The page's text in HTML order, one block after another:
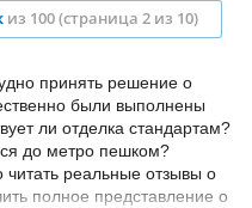
из 100 (страница 2 из 10)
принять решение о
были выполнены
ли отделка стандартам?
до метро пешком?
реальные отзывы о
полное представление о